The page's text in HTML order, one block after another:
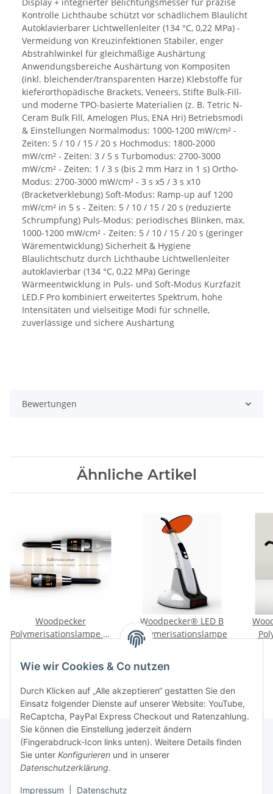
Kontrolle Lichthaube schützt vor schädlichem Blaulicht
Autoklavierbarer Lichtwellenleiter (134 °C, 0,22 MPa) -
Vermeidung von Kreuzinfektionen Stabiler, enger
Abstrahlwinkel für gleichmäßige Aushärtung
Anwendungsbereiche Aushärtung von Kompositen
(inkl. bleichender/transparenten Harze) Klebstoffe für
kieferorthopädische Brackets, Veneers, Stifte Bulk-Fill-
und moderne TPO-basierte Materialien (z. B. Tetric N-
Ceram Bulk Fill, Amelogen Plus, ENA Hri) Betriebsmodi
& Einstellungen Normalmodus: 1000-1200 mW/cm² -
Zeiten: 5 / 10 / 15 / 20 s Hochmodus: 1800-2000
mW/cm² - Zeiten: 3 / 5 s Turbomodus: 2700-3000
mW/cm² - Zeiten: 1 / 3 s (bis 2 mm Harz in 1 s) Ortho-
Modus: 2700-3000 mW/cm² - 3 s x5 / 3 s x10
(Bracketverklebung) Soft-Modus: Ramp-up auf 1200
mW/cm² in 5 s - Zeiten: 5 / 10 / 15 / 20 s (reduzierte
Schrumpfung) Puls-Modus: periodisches Blinken, max.
1000-1200 mW/cm² - Zeiten: 5 / 10 / 15 / 20 s (geringer
Wärementwicklung) Sicherheit & Hygiene
Blaulichtschutz durch Lichthaube Lichtwellenleiter
autoklavierbar (134 °C, 0,22 MPa) Geringe
Wärmeentwicklung in Puls- und Soft-Modus Kurzfazit
LED.F Pro kombiniert erweitertes Spektrum, hohe
Intensitäten und vielseitige Modi für schnelle,
zuverlässige und sichere Aushärtung
Bewertungen
Ähnliche Artikel
Woodpecker
Polymerisationslampe X-
Woodpecker® LED B
Polymerisationslampe
Rechtliche Hinweise
Wie wir Cookies & Co nutzen
Durch Klicken auf „Alle akzeptieren“ gestatten Sie den
Einsatz folgender Dienste auf unserer Website: YouTube,
ReCaptcha, PayPal Express Checkout und Ratenzahlung.
Sie können die Einstellung jederzeit ändern
(Fingerabdruck-Icon links unten). Weitere Details finden
Sie unter Konfigurieren und in unserer
Datenschutzerklärung.
Impressum Datenschutz